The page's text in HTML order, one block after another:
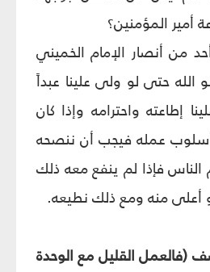
أمير المؤمنين؟
من أنصار الإمام الخميني
الله حتى لو ولى علينا عبداً
إطاعته واحترامه وإذا كان
عمله فيجب أن ننصحه
فإذا لم ينفع معه ذلك
أعلى منه ومع ذلك نطيعه.
(فالعمل القليل مع الوحدة